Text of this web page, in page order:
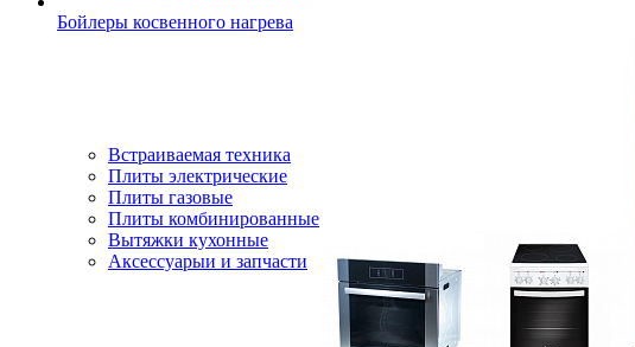
Бойлеры косвенного нагрева
Встраиваемая техника
Плиты электрические
Плиты газовые
Плиты комбинированные
Вытяжки кухонные
Аксессуарыи и запчасти